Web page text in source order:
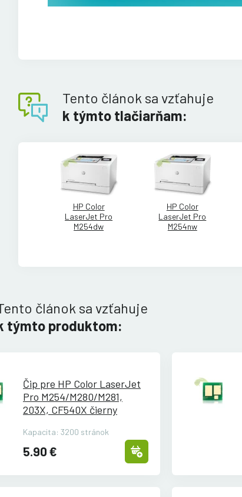
Tento článok sa vzťahuje
k týmto tlačiarňam:
HP Color
LaserJet Pro
M254dw
HP Color
LaserJet Pro
M254nw
článok sa vzťahuje
týmto produktom:
Čip pre HP Color LaserJet
Pro M254/M280/M281,
203X, CF540X čierny
Kapacita: 3200 stránok
5.90 €